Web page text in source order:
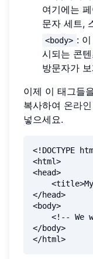
여기에는
문자 세트,
<body> :
시되는 콘
방문자가
이제 이 태그들
복사하여 온라
넣으세요.
<!DOCTYPE
<html>
<head>
</head>
<body>
<!-- We
</body>